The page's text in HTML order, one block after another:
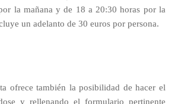
la mañana y de 18 a 20:30 horas por la
un adelanto de 30 euros por persona.
ofrece también la posibilidad de hacer el
y rellenando el formulario pertinente